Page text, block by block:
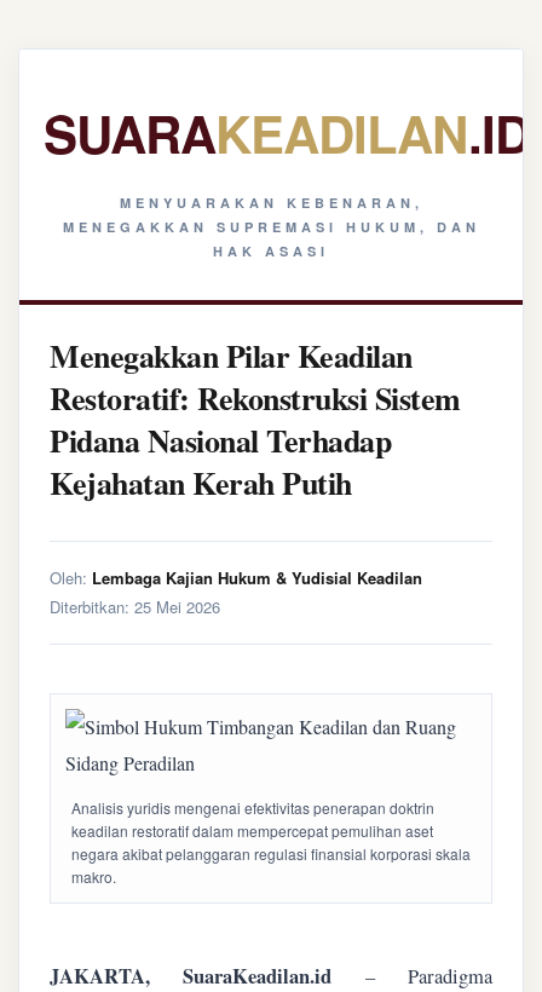
SUARAKEADILAN.ID
MENYUARAKAN KEBENARAN,
MENEGAKKAN SUPREMASI HUKUM, DAN
HAK ASASI
Menegakkan Pilar Keadilan
Restoratif: Rekonstruksi Sistem
Pidana Nasional Terhadap
Kejahatan Kerah Putih
Oleh: Lembaga Kajian Hukum & Yudisial Keadilan
Diterbitkan: 25 Mei 2026
Analisis yuridis mengenai efektivitas penerapan doktrin
keadilan restoratif dalam mempercepat pemulihan aset
negara akibat pelanggaran regulasi finansial korporasi skala
makro.
JAKARTA, SuaraKeadilan.id – Paradigma